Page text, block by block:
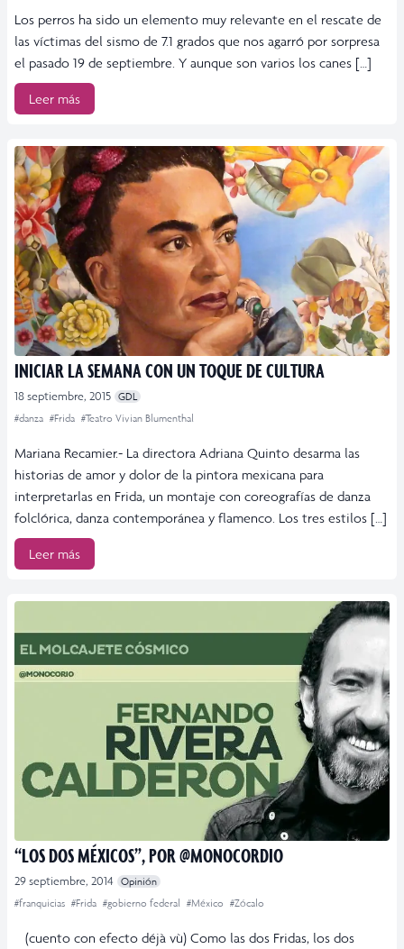
Los perros ha sido un elemento muy relevante en el rescate de
las víctimas del sismo de 7.1 grados que nos agarró por sorpresa
el pasado 19 de septiembre. Y aunque son varios los canes […]
Leer más
INICIAR LA SEMANA CON UN TOQUE DE CULTURA
18 septiembre, 2015 GDL
#danza #Frida #Teatro Vivian Blumenthal
Mariana Recamier.- La directora Adriana Quinto desarma las
historias de amor y dolor de la pintora mexicana para
interpretarlas en Frida, un montaje con coreografías de danza
folclórica, danza contemporánea y flamenco. Los tres estilos […]
Leer más
“LOS DOS MÉXICOS”, POR @MONOCORDIO
29 septiembre, 2014
Opinión
#franquicias #Frida #gobierno federal #México #Zócalo
(cuento con efecto déjà vù) Como las dos Fridas, los dos